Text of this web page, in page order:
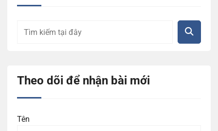
Theo dõi để nhận bài mới
Tên